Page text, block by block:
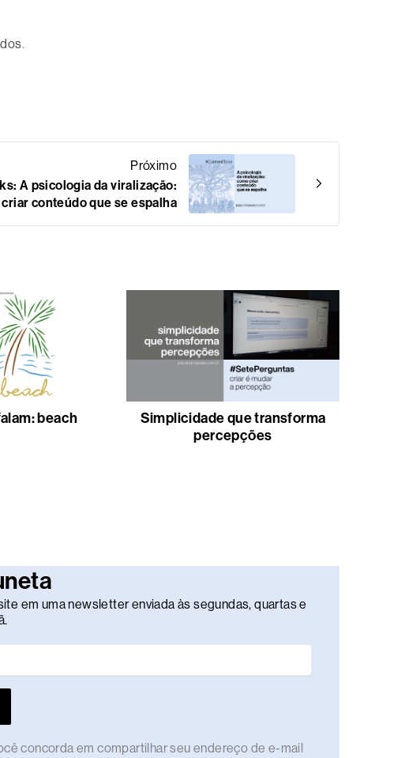
.
Próximo
A psicologia da viralização:
conteúdo que se espalha
beach
Simplicidade que transforma
percepções
em uma newsletter enviada às segundas, quartas e
concorda em compartilhar seu endereço de e-mail